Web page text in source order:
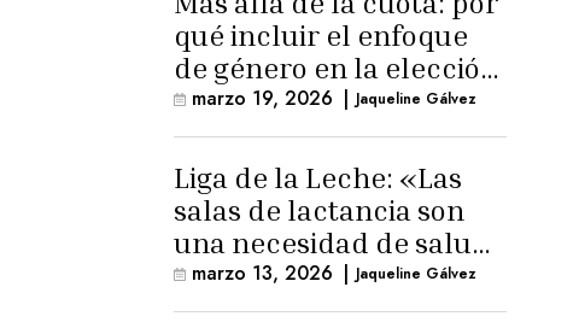
qué incluir el enfoque
de género en la elección
de Fiscal General
marzo 19, 2026 | Jaqueline Gálvez
Liga de la Leche: «Las
salas de lactancia son
una necesidad de salud
pública»
marzo 13, 2026 | Jaqueline Gálvez